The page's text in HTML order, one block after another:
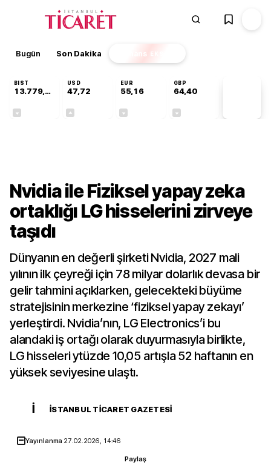
Bugün Son Dakika Finans EKSTRA
BIST
13.779,39
USD
47,72
EUR
55,16
GBP
64,40
Nvidia ile Fiziksel yapay zeka
ortaklığı LG hisselerini zirveye
taşıdı
Dünyanın en değerli şirketi Nvidia, 2027 mali
yılının ilk çeyreği için 78 milyar dolarlık devasa bir
gelir tahmini açıklarken, gelecekteki büyüme
stratejisinin merkezine ‘fiziksel yapay zekayı’
yerleştirdi. Nvidia’nın, LG Electronics’i bu
alandaki iş ortağı olarak duyurmasıyla birlikte,
LG hisseleri ytüzde 10,05 artışla 52 haftanın en
yüksek seviyesine ulaştı.
İ İSTANBUL TICARET GAZETESI
Yayınlanma 27.02.2026, 14:46
Paylaş